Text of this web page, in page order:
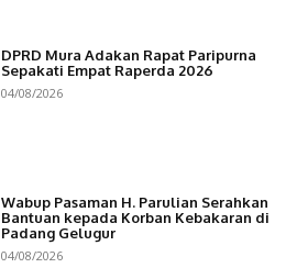
DPRD Mura Adakan Rapat Paripurna
Sepakati Empat Raperda 2026
04/08/2026
Wabup Pasaman H. Parulian Serahkan
Bantuan kepada Korban Kebakaran di
Padang Gelugur
04/08/2026